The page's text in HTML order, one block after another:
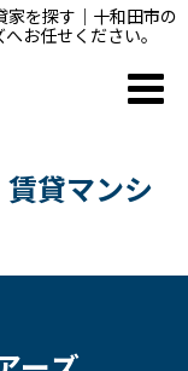
を探す｜十和田市の
お任せください。
貸マンシ